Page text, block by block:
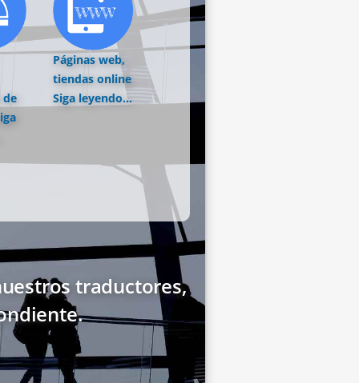
de
Páginas web,
tiendas online
Siga leyendo...
traductores,